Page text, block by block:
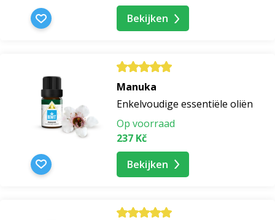
Bekijken
Manuka
Enkelvoudige essentiële oliën
Op voorraad
237 Kč
Bekijken